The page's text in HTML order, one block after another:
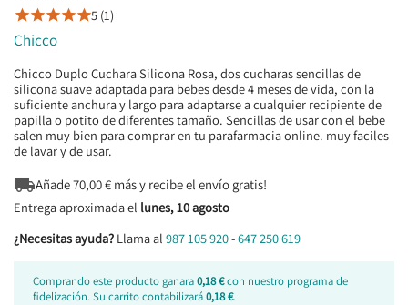
5 (1)
Chicco
Chicco Duplo Cuchara Silicona Rosa, dos cucharas sencillas de
silicona suave adaptada para bebes desde 4 meses de vida, con la
suficiente anchura y largo para adaptarse a cualquier recipiente de
papilla o potito de diferentes tamaño. Sencillas de usar con el bebe
salen muy bien para comprar en tu parafarmacia online. muy faciles
de lavar y de usar.
Añade70,00€ más y recibe el envío gratis!
Entrega aproximada el lunes, 10 agosto
¿Necesitas ayuda? Llama al 987 105 920-647 250 619
Comprando este producto ganara0,18 €con nuestro programa de
fidelización. Su carrito contabilizará0,18 €.